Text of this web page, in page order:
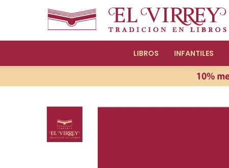
LIBROS INFANTILES